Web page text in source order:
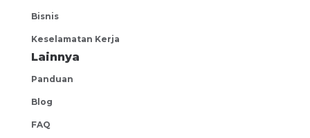
Bisnis
Keselamatan Kerja
Lainnya
Panduan
Blog
FAQ